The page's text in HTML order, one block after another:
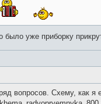
уже приборку
Схему, как я